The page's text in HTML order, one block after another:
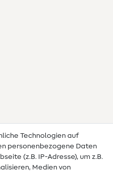
Technologien auf
personenbezogene Daten
(z.B. IP-Adresse), um z.B.
Medien von